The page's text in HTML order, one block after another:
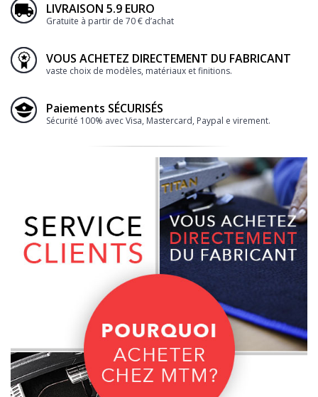
LIVRAISON 5.9 EURO
Gratuite à partir de 70 € d’achat
VOUS ACHETEZ DIRECTEMENT DU FABRICANT
vaste choix de modèles, matériaux et finitions.
Paiements SÉCURISÉS
Sécurité 100% avec Visa, Mastercard, Paypal e virement.